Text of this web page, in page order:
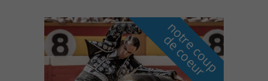
n
o
t
r
e
c
o
u
p
d
e
c
o
e
u
r